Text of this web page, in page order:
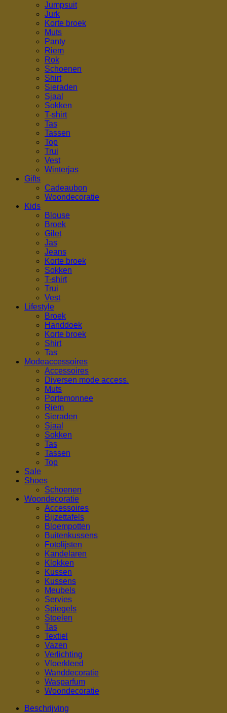
Jumpsuit
Jurk
Korte broek
Muts
Panty
Riem
Rok
Schoenen
Shirt
Sieraden
Sjaal
Sokken
T-shirt
Tas
Tassen
Top
Trui
Vest
Winterjas
Gifts
Cadeaubon
Woondecoratie
Kids
Blouse
Broek
Gilet
Jas
Jeans
Korte broek
Sokken
T-shirt
Trui
Vest
Lifestyle
Broek
Handdoek
Korte broek
Shirt
Tas
Modeaccessoires
Accessoires
Diversen mode access.
Muts
Portemonnee
Riem
Sieraden
Sjaal
Sokken
Tas
Tassen
Top
Sale
Shoes
Schoenen
Woondecoratie
Accessoires
Bijzettafels
Bloempotten
Buitenkussens
Fotolijsten
Kandelaren
Klokken
Kussen
Kussens
Meubels
Servies
Spiegels
Stoelen
Tas
Textiel
Vazen
Verlichting
Vloerkleed
Wanddecoratie
Wasparfum
Woondecoratie
Beschrijving